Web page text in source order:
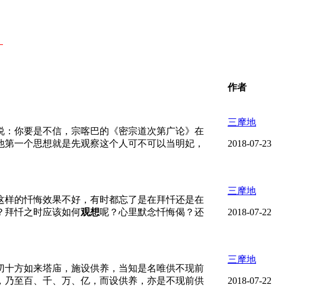
作者
你要是不信，宗喀巴的《密宗道次第广论》在
一个思想就是先观察这个人可不可以当明妃，
三摩地
2018-07-23
的忏悔效果不好，有时都忘了是在拜忏还是在
拜忏之时应该如何观想呢？心里默念忏悔偈？还
三摩地
2018-07-22
十方如来塔庙，施设供养，当知是名唯供不现前
至百、千、万、亿，而设供养，亦是不现前供
三摩地
2018-07-22